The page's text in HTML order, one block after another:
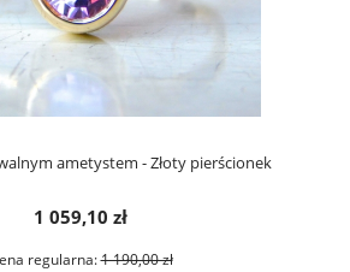
ametystem - Złoty pierścionek
1 059,10 zł
regularna:1 190,00 zł